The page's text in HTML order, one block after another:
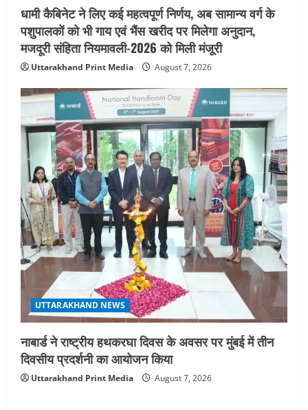
धामी कैबिनेट ने लिए कई महत्वपूर्ण निर्णय, अब सामान्य वर्ग के
पशुपालकों को भी गाय एवं भैंस खरीद पर मिलेगा अनुदान,
मजदूरी संहिता नियमावली-2026 को मिली मंजूरी
Uttarakhand Print Media August 7, 2026
UTTARAKHAND NEWS
नाबार्ड ने राष्ट्रीय हथकरघा दिवस के अवसर पर मुंबई में तीन
दिवसीय प्रदर्शनी का आयोजन किया
Uttarakhand Print Media August 7, 2026